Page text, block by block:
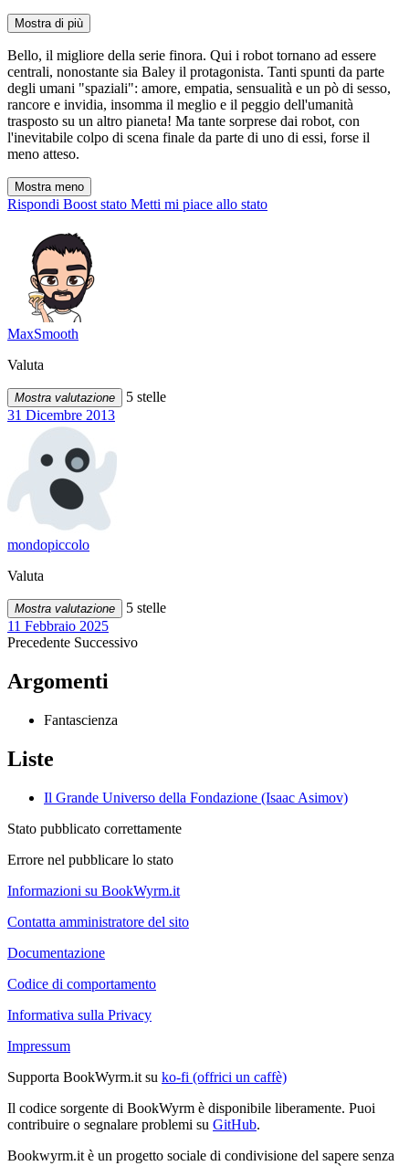
Mostra di più
Bello, il migliore della serie finora. Qui i robot tornano ad essere
centrali, nonostante sia Baley il protagonista. Tanti spunti da parte
degli umani "spaziali": amore, empatia, sensualità e un pò di sesso,
rancore e invidia, insomma il meglio e il peggio dell'umanità
trasposto su un altro pianeta! Ma tante sorprese dai robot, con
l'inevitabile colpo di scena finale da parte di uno di essi, forse il
meno atteso.
Mostra meno
Rispondi Boost stato Metti mi piace allo stato
MaxSmooth
Valuta
Mostra valutazione
5 stelle
31 Dicembre 2013
mondopiccolo
Valuta
Mostra valutazione
5 stelle
11 Febbraio 2025
Precedente Successivo
Argomenti
Fantascienza
Liste
Il Grande Universo della Fondazione (Isaac Asimov)
Stato pubblicato correttamente
Errore nel pubblicare lo stato
Informazioni su BookWyrm.it
Contatta amministratore del sito
Documentazione
Codice di comportamento
Informativa sulla Privacy
Impressum
Supporta BookWyrm.it su ko-fi (offrici un caffè)
Il codice sorgente di BookWyrm è disponibile liberamente. Puoi
contribuire o segnalare problemi su GitHub.
Bookwyrm.it è un progetto sociale di condivisione del sapere senza